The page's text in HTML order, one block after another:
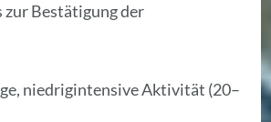
Bestätigung der
niedrigintensive Aktivität (20–